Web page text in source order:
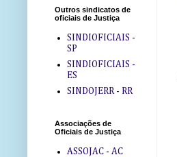
Outros sindicatos de
oficiais de Justiça
SINDIOFICIAIS -
SP
SINDIOFICIAIS -
ES
SINDOJERR - RR
Associações de
Oficiais de Justiça
ASSOJAC - AC